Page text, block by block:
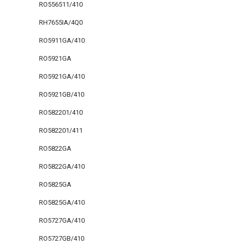
RO556511/410
RH7655IA/4Q0
RO5911GA/410
RO5921GA
RO5921GA/410
RO5921GB/410
RO582201/410
RO582201/411
RO5822GA
RO5822GA/410
RO5825GA
RO5825GA/410
RO5727GA/410
RO5727GB/410